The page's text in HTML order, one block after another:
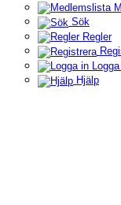
Sök
Regler
Hjälp